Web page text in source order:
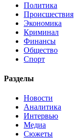
Политика
Происшествия
Экономика
Криминал
Финансы
Общество
Спорт
Разделы
Новости
Аналитика
Интервью
Медиа
Сюжеты